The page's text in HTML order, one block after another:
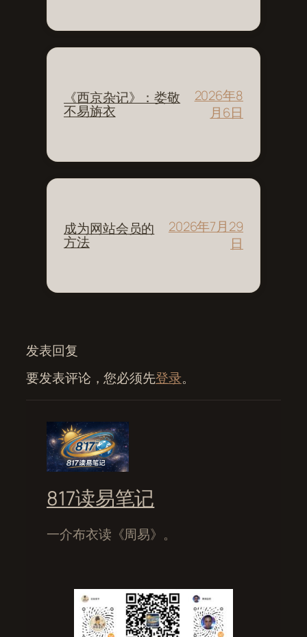
《西京杂记》：娄敬
不易旃衣
2026年8
月6日
成为网站会员的
方法
2026年7月29
日
发表回复
要发表评论，您必须先登录。
817读易笔记
一介布衣读《周易》。